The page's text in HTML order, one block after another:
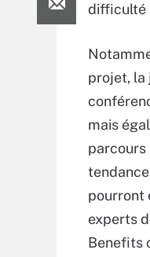
difficulté
projet, la
mais
parcours
pourront
experts
Benefits